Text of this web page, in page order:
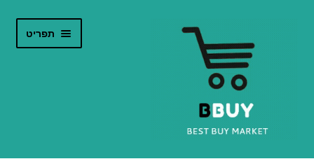
תפריט
חנות אינטרנט